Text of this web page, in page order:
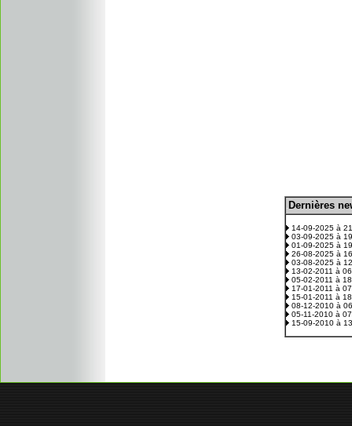
Dernières
14-09-2025 à
03-09-2025 à
01-09-2025 à
26-08-2025 à
03-08-2025 à
13-02-2011 à
05-02-2011 à
17-01-2011 à
15-01-2011 à
08-12-2010 à
05-11-2010 à
15-09-2010 à